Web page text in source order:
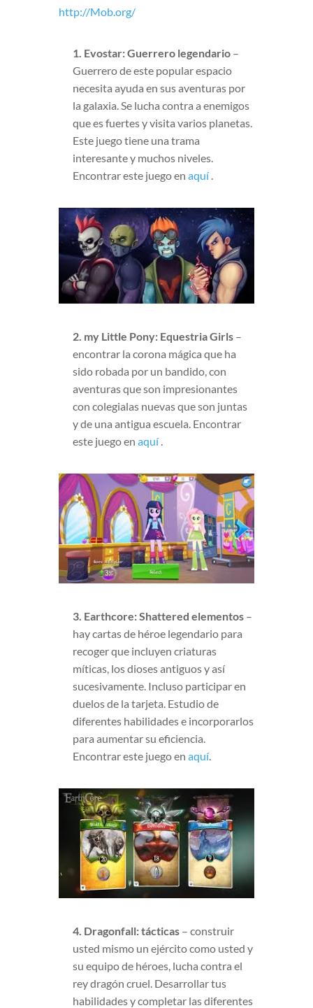
http://Mob.org/
1. Evostar: Guerrero legendario –
Guerrero de este popular espacio
necesita ayuda en sus aventuras por
la galaxia. Se lucha contra a enemigos
que es fuertes y visita varios planetas.
Este juego tiene una trama
interesante y muchos niveles.
Encontrar este juego en aquí .
2. my Little Pony: Equestria Girls –
encontrar la corona mágica que ha
sido robada por un bandido, con
aventuras que son impresionantes
con colegialas nuevas que son juntas
y de una antigua escuela. Encontrar
este juego en aquí .
3. Earthcore: Shattered elementos –
hay cartas de héroe legendario para
recoger que incluyen criaturas
míticas, los dioses antiguos y así
sucesivamente. Incluso participar en
duelos de la tarjeta. Estudio de
diferentes habilidades e incorporarlos
para aumentar su eficiencia.
Encontrar este juego en aquí.
4. Dragonfall: tácticas – construir
usted mismo un ejército como usted y
su equipo de héroes, lucha contra el
rey dragón cruel. Desarrollar tus
habilidades y completar las diferentes